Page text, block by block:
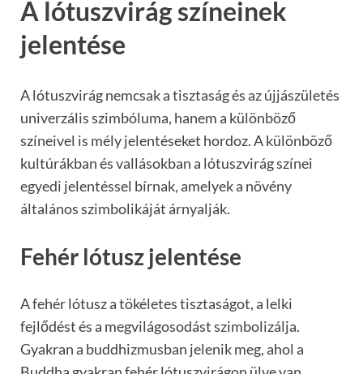
A lótuszvirág színeinek
jelentése
A lótuszvirág nemcsak a tisztaság és az újjászületés
univerzális szimbóluma, hanem a különböző
színeivel is mély jelentéseket hordoz. A különböző
kultúrákban és vallásokban a lótuszvirág színei
egyedi jelentéssel bírnak, amelyek a növény
általános szimbolikáját árnyalják.
Fehér lótusz jelentése
A fehér lótusz a tökéletes tisztaságot, a lelki
fejlődést és a megvilágosodást szimbolizálja.
Gyakran a buddhizmusban jelenik meg, ahol a